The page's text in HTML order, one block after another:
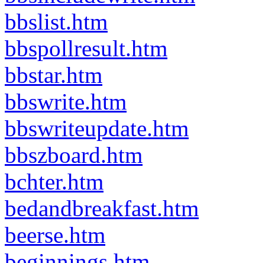
bbslist.htm
bbspollresult.htm
bbstar.htm
bbswrite.htm
bbswriteupdate.htm
bbszboard.htm
bchter.htm
bedandbreakfast.htm
beerse.htm